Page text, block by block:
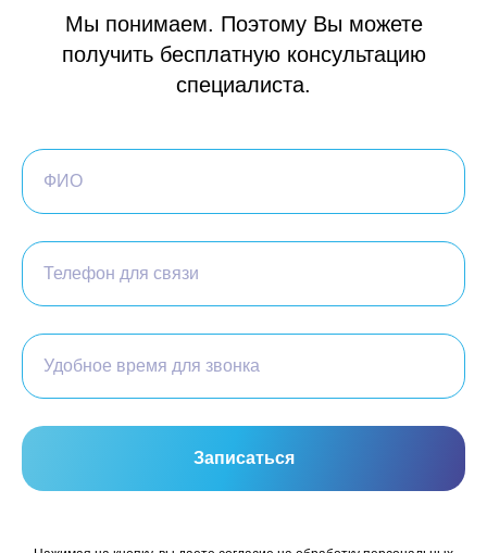
Мы понимаем. Поэтому Вы можете
получить бесплатную консультацию
специалиста.
ФИО
Телефон для связи
Удобное время для звонка
Записаться